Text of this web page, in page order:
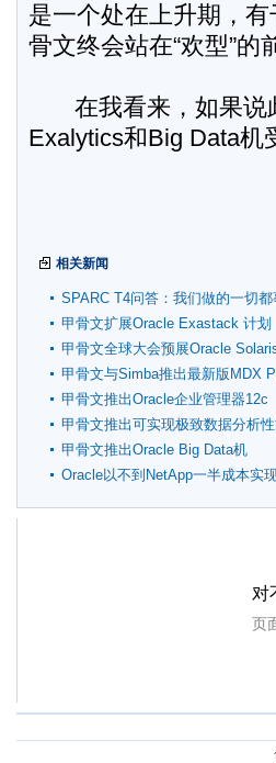
是一个处在上升期，
骨文终会站在“欢型”的
在我看来，如果说
Exalytics和Big Data机
相关新闻
SPARC T4问答：我们做的一切都
甲骨文扩展Oracle Exastack 计划
甲骨文全球大会预展Oracle
甲骨文与Simba推出最新版MDX
甲骨文推出Oracle企业管理器12c
甲骨文推出可实现极致数据分析
系统
甲骨文推出Oracle Big Data机
Oracle以不到NetApp一半成本实